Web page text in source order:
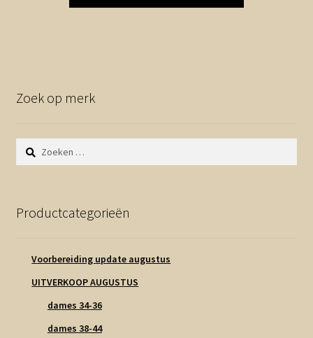
Zoek op merk
Zoeken
naar:
Productcategorieën
Voorbereiding update augustus
UITVERKOOP AUGUSTUS
dames 34-36
dames 38-44